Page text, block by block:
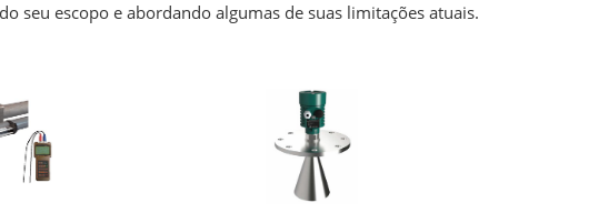
seu escopo e abordando algumas de suas limitações atuais.